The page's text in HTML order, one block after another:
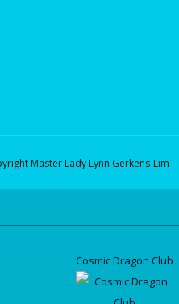
Master Lady Lynn Gerkens-Lim
Cosmic Dragon Club